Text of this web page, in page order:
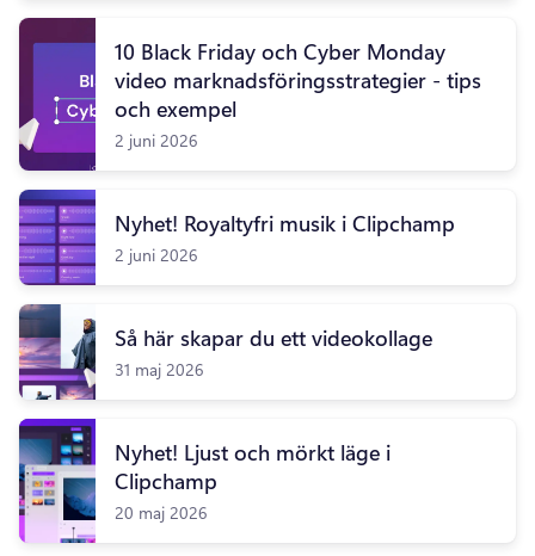
10 Black Friday och Cyber Monday
video marknadsföringsstrategier - tips
och exempel
2 juni 2026
Nyhet! Royaltyfri musik i Clipchamp
2 juni 2026
Så här skapar du ett videokollage
31 maj 2026
Nyhet! Ljust och mörkt läge i
Clipchamp
20 maj 2026